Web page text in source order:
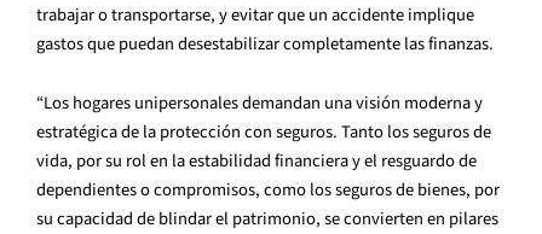
trabajar o transportarse, y evitar que un accidente implique
gastos que puedan desestabilizar completamente las finanzas.
“Los hogares unipersonales demandan una visión moderna y
estratégica de la protección con seguros. Tanto los seguros de
vida, por su rol en la estabilidad financiera y el resguardo de
dependientes o compromisos, como los seguros de bienes, por
su capacidad de blindar el patrimonio, se convierten en pilares